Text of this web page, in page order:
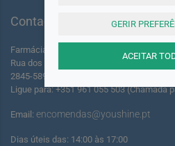
Contactos
Farmácia dos Foros de Amora Lda.
Rua dos Foros Amora 220 A-B
2845-589 Seixal - Portugal
Ligue para: +351 961 055 503 (Chamada
Email: encomendas@youshine.pt
Dias úteis das: 14:00 às 17:00
GERIR
ACEITAR